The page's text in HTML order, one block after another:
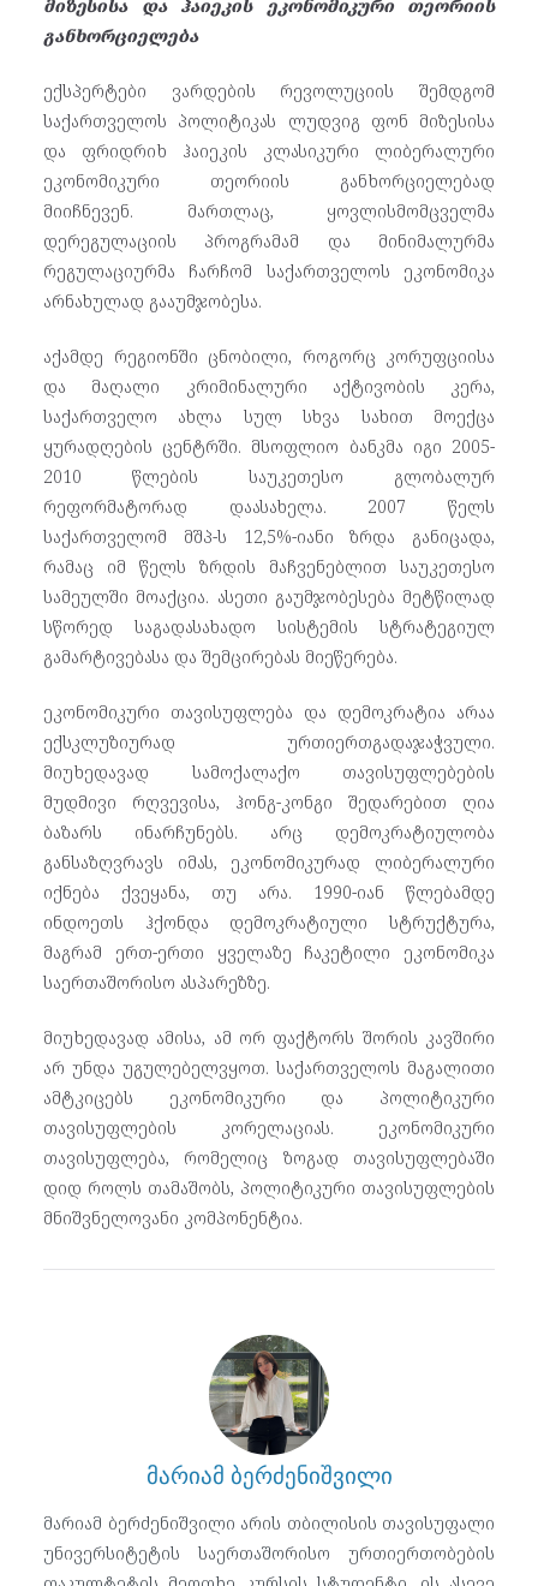
მიზესისა და ჰაიეკის ეკონომიკური თეორიის
განხორციელება
ექსპერტები ვარდების რევოლუციის შემდგომ
საქართველოს პოლიტიკას ლუდვიგ ფონ მიზესისა
და ფრიდრიხ ჰაიეკის კლასიკური ლიბერალური
ეკონომიკური თეორიის განხორციელებად
მიიჩნევენ. მართლაც, ყოვლისმომცველმა
დერეგულაციის პროგრამამ და მინიმალურმა
რეგულაციურმა ჩარჩომ საქართველოს ეკონომიკა
არნახულად გააუმჯობესა.
აქამდე რეგიონში ცნობილი, როგორც კორუფციისა
და მაღალი კრიმინალური აქტივობის კერა,
საქართველო ახლა სულ სხვა სახით მოექცა
ყურადღების ცენტრში. მსოფლიო ბანკმა იგი 2005-
2010 წლების საუკეთესო გლობალურ
რეფორმატორად დაასახელა. 2007 წელს
საქართველომ მშპ-ს 12,5%-იანი ზრდა განიცადა,
რამაც იმ წელს ზრდის მაჩვენებლით საუკეთესო
სამეულში მოაქცია. ასეთი გაუმჯობესება მეტწილად
სწორედ საგადასახადო სისტემის სტრატეგიულ
გამარტივებასა და შემცირებას მიეწერება.
ეკონომიკური თავისუფლება და დემოკრატია არაა
ექსკლუზიურად ურთიერთგადაჯაჭვული.
მიუხედავად სამოქალაქო თავისუფლებების
მუდმივი რღვევისა, ჰონგ-კონგი შედარებით ღია
ბაზარს ინარჩუნებს. არც დემოკრატიულობა
განსაზღვრავს იმას, ეკონომიკურად ლიბერალური
იქნება ქვეყანა, თუ არა. 1990-იან წლებამდე
ინდოეთს ჰქონდა დემოკრატიული სტრუქტურა,
მაგრამ ერთ-ერთი ყველაზე ჩაკეტილი ეკონომიკა
საერთაშორისო ასპარეზზე.
მიუხედავად ამისა, ამ ორ ფაქტორს შორის კავშირი
არ უნდა უგულებელვყოთ. საქართველოს მაგალითი
ამტკიცებს ეკონომიკური და პოლიტიკური
თავისუფლების კორელაციას. ეკონომიკური
თავისუფლება, რომელიც ზოგად თავისუფლებაში
დიდ როლს თამაშობს, პოლიტიკური თავისუფლების
მნიშვნელოვანი კომპონენტია.
მარიამ ბერძენიშვილი
მარიამ ბერძენიშვილი არის თბილისის თავისუფალი
უნივერსიტეტის საერთაშორისო ურთიერთობების